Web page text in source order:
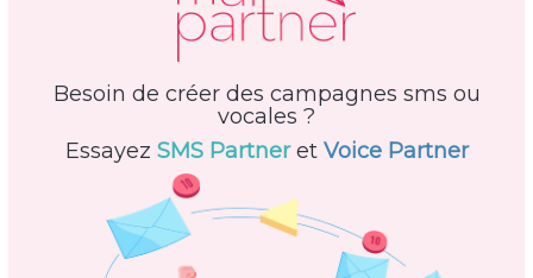
Besoin de créer des campagnes sms ou
vocales ?
Essayez SMS Partneret Voice Partner